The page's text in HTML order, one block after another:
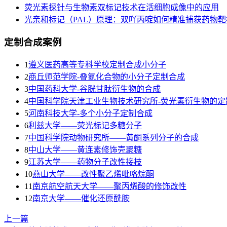
荧光素探针与生物素双标记技术在活细胞成像中的应用
光亲和标记（PAL）原理：双吖丙啶如何精准捕获药物
定制合成案例
1遵义医药高等专科学校定制合成小分子
2商丘师范学院-叠氮化合物的小分子定制合成
3​中国药科大学-谷胱甘肽衍生物的合成
4中国科学院天津工业生物技术研究所-荧光素衍生物的
5河南科技大学-多个小分子定制合成
6利兹大学——荧光标记多糖分子
7中国科学院动物研究所——黄酮系列分子的合成
8中山大学——黄连素修饰壳聚糖
9江苏大学——药物分子改性接枝
10燕山大学——改性聚乙烯吡咯烷酮
11 南京航空航天大学——聚丙烯酸的修饰改性
12南京大学——催化还原酰胺
上一篇